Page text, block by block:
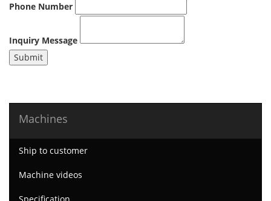
Phone Number
Inquiry Message
Submit
Machines
Ship to customer
Machine videos
Specification